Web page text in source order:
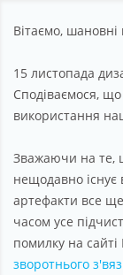
Підтримка
Про компанію
Вітаємо, шановні
15 листопада
Сподіваємося,
використання
Зважаючи на те,
нещодавно існує
артефакти все
часом усе
помилку на
зворотнього